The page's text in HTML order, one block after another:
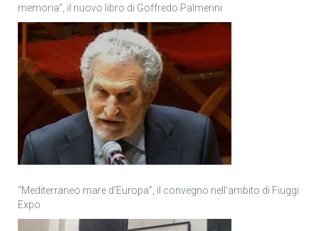
memoria”, il nuovo libro di Goffredo Palmerini
“Mediterraneo mare d’Europa”, il convegno nell’ambito di Fiuggi
Expo